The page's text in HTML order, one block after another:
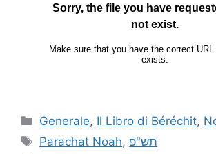
Generale, Il Libro di Béréchit,
Parachat Noah, תש"פ